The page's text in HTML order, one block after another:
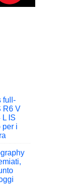
full-
R6 V
L IS
per i